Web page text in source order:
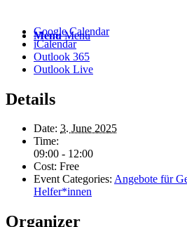
Menu Menu
Google Calendar
iCalendar
Outlook 365
Outlook Live
Details
Date: 3. June 2025
Time:
09:00 - 12:00
Cost: Free
Event Categories: Angebote für
Helfer*innen
Organizer